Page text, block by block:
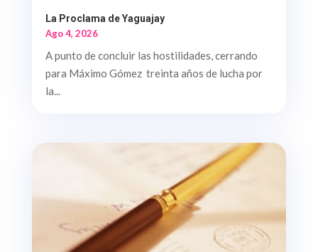
La Proclama de Yaguajay
Ago 4, 2026
A punto de concluir las hostilidades, cerrando
para Máximo Gómez treinta años de lucha por
la...